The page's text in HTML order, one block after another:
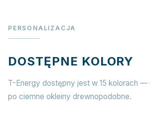
PERSONALIZACJA
DOSTĘPNE KOLORY
T-Energy dostępny jest w 15 kolorach —
po ciemne okleiny drewnopodobne.